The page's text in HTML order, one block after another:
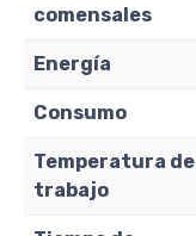
comensales
Energía
Consumo
Temperatura de
trabajo